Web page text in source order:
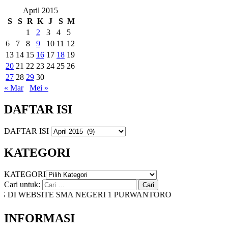
April 2015
S
S R K J S M
1
2 3 4
5
6
7 8 9 10 11 12
13 14 15 16 17 18 19
20 21 22 23 24 25 26
27 28 29 30
« Mar
Mei »
DAFTAR ISI
DAFTAR ISI
KATEGORI
KATEGORI
Cari untuk:
WEBSITE SMA NEGERI 1 PURWANTORO
INFORMASI